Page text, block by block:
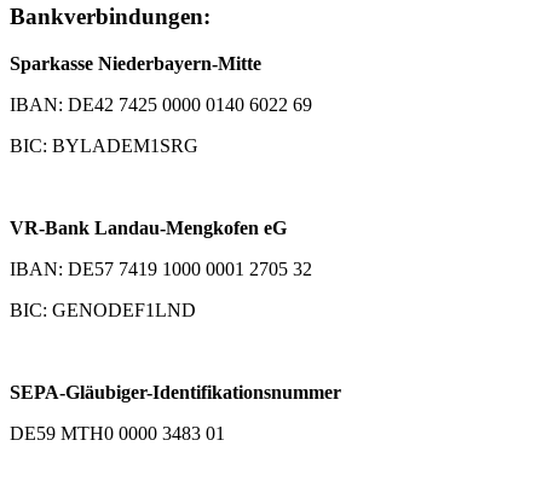
Bankverbindungen:
Sparkasse Niederbayern-Mitte
IBAN: DE42 7425 0000 0140 6022 69
BIC: BYLADEM1SRG
VR-Bank Landau-Mengkofen eG
IBAN: DE57 7419 1000 0001 2705 32
BIC: GENODEF1LND
SEPA-Gläubiger-Identifikationsnummer
DE59 MTH0 0000 3483 01